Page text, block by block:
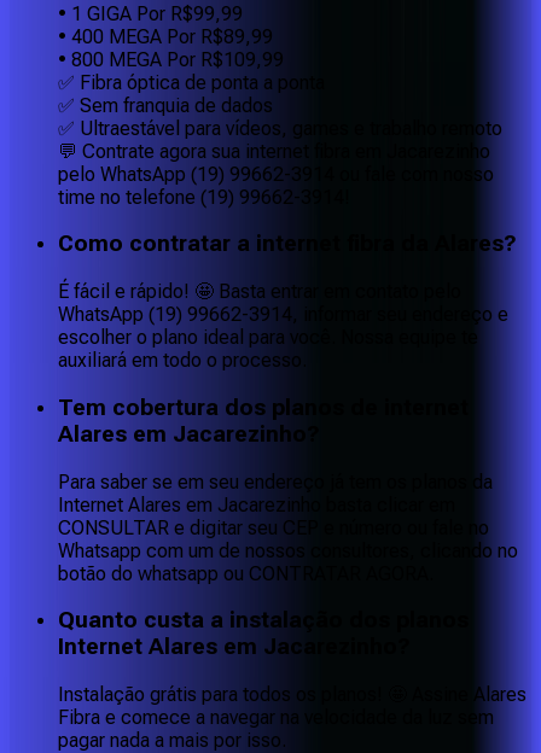
• 1 GIGA Por R$99,99
• 400 MEGA Por R$89,99
• 800 MEGA Por R$109,99
✅ Fibra óptica de ponta a ponta
✅ Sem franquia de dados
✅ Ultraestável para vídeos, games e trabalho remoto
💬 Contrate agora sua internet fibra em Jacarezinho
pelo WhatsApp (19) 99662-3914 ou fale com nosso
time no telefone (19) 99662-3914!
Como contratar a internet fibra da Alares?
É fácil e rápido! 🤩 Basta entrar em contato pelo
WhatsApp (19) 99662-3914, informar seu endereço e
escolher o plano ideal para você. Nossa equipe te
auxiliará em todo o processo.
Tem cobertura dos planos de internet
Alares em Jacarezinho?
Para saber se em seu endereço já tem os planos da
Internet Alares em Jacarezinho basta clicar em
CONSULTAR e digitar seu CEP e número ou fale no
Whatsapp com um de nossos consultores, clicando no
botão do whatsapp ou CONTRATAR AGORA.
Quanto custa a instalação dos planos
Internet Alares em Jacarezinho?
Instalação grátis para todos os planos! 🤩 Assine Alares
Fibra e comece a navegar na velocidade da luz sem
pagar nada a mais por isso.